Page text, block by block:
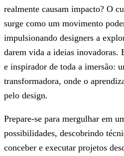
realmente causam impacto? O
surge como um movimento
impulsionando designers a
darem vida a ideias inovadoras.
e inspirador de toda a imersão:
transformadora, onde o
pelo design.
Prepare-se para mergulhar em
possibilidades, descobrindo
conceber e executar projetos